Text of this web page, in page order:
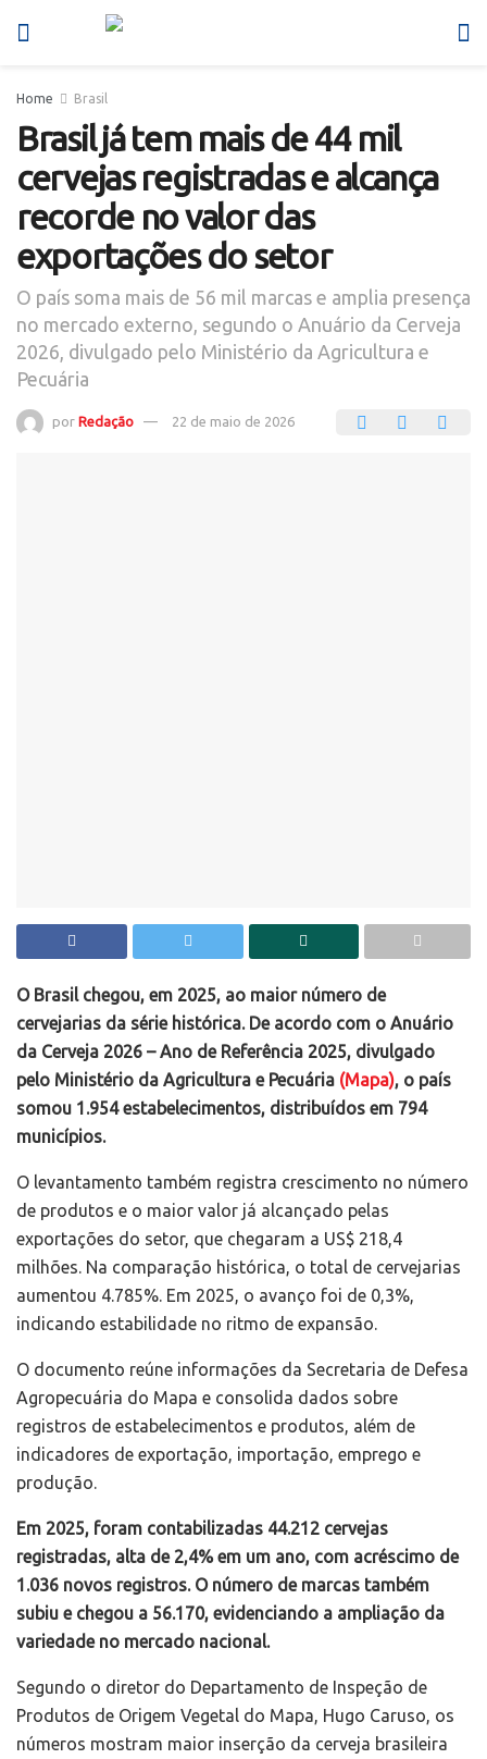
Home Brasil
Brasil já tem mais de 44 mil
cervejas registradas e alcança
recorde no valor das
exportações do setor
O país soma mais de 56 mil marcas e amplia presença
no mercado externo, segundo o Anuário da Cerveja
2026, divulgado pelo Ministério da Agricultura e
Pecuária
por Redação 22 de maio de 2026
O Brasil chegou, em 2025, ao maior número de
cervejarias da série histórica. De acordo com o Anuário
da Cerveja 2026 – Ano de Referência 2025, divulgado
pelo Ministério da Agricultura e Pecuária (Mapa), o país
somou 1.954 estabelecimentos, distribuídos em 794
municípios.
O levantamento também registra crescimento no número
de produtos e o maior valor já alcançado pelas
exportações do setor, que chegaram a US$ 218,4
milhões. Na comparação histórica, o total de cervejarias
aumentou 4.785%. Em 2025, o avanço foi de 0,3%,
indicando estabilidade no ritmo de expansão.
O documento reúne informações da Secretaria de Defesa
Agropecuária do Mapa e consolida dados sobre
registros de estabelecimentos e produtos, além de
indicadores de exportação, importação, emprego e
produção.
Em 2025, foram contabilizadas 44.212 cervejas
registradas, alta de 2,4% em um ano, com acréscimo de
1.036 novos registros. O número de marcas também
subiu e chegou a 56.170, evidenciando a ampliação da
variedade no mercado nacional.
Segundo o diretor do Departamento de Inspeção de
Produtos de Origem Vegetal do Mapa, Hugo Caruso, os
números mostram maior inserção da cerveja brasileira